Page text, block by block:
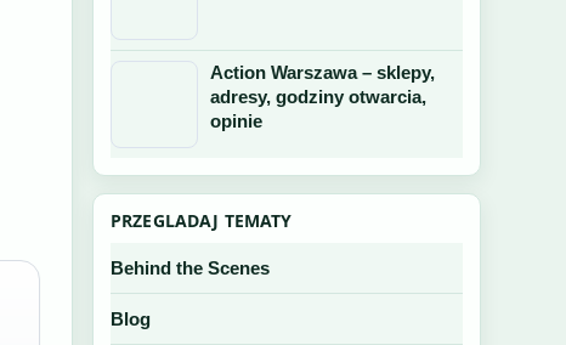
Action Warszawa – sklepy,
adresy, godziny otwarcia,
opinie
PRZEGLADAJ TEMATY
Behind the Scenes
Blog